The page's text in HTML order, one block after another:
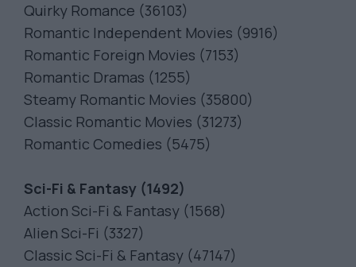
Quirky Romance (36103)
Romantic Independent Movies (9916)
Romantic Foreign Movies (7153)
Romantic Dramas (1255)
Steamy Romantic Movies (35800)
Classic Romantic Movies (31273)
Romantic Comedies (5475)
Sci-Fi & Fantasy (1492)
Action Sci-Fi & Fantasy (1568)
Alien Sci-Fi (3327)
Classic Sci-Fi & Fantasy (47147)